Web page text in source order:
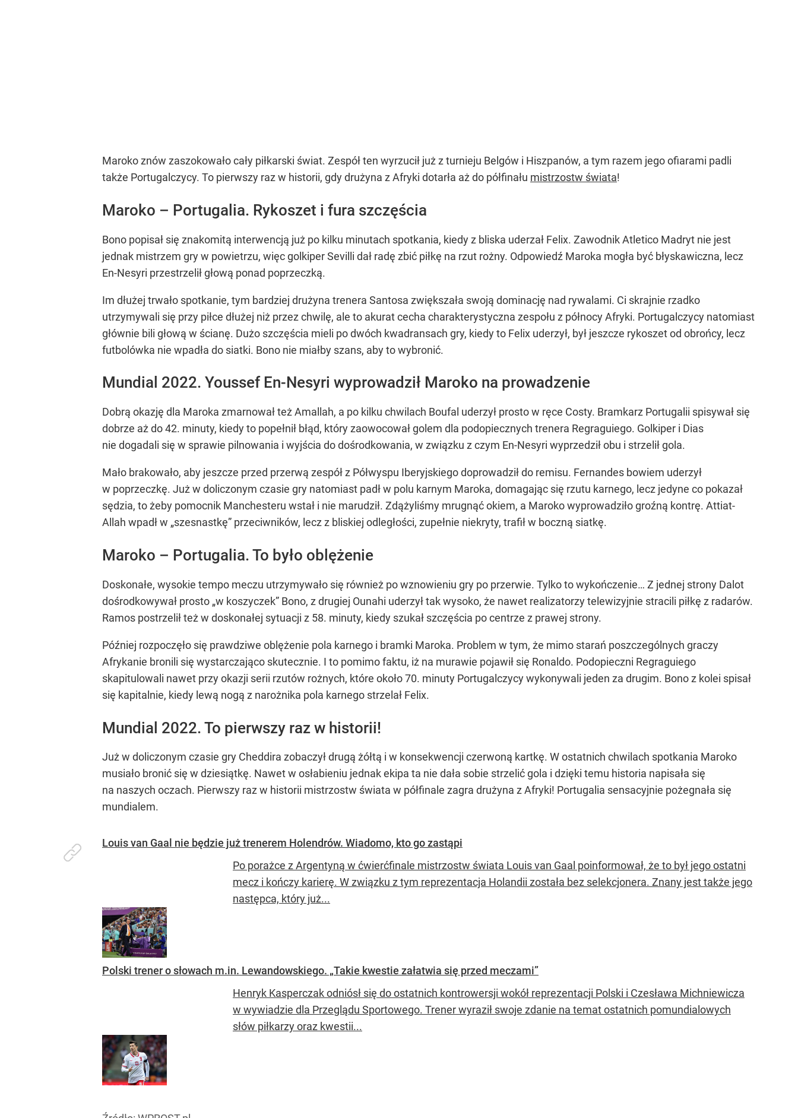
Maroko znów zaszokowało cały piłkarski świat. Zespół ten wyrzucił już z turnieju Belgów i Hiszpanów, a tym razem jego ofiarami padli
także Portugalczycy. To pierwszy raz w historii, gdy drużyna z Afryki dotarła aż do półfinału mistrzostw świata!
Maroko – Portugalia. Rykoszet i fura szczęścia
Bono popisał się znakomitą interwencją już po kilku minutach spotkania, kiedy z bliska uderzał Felix. Zawodnik Atletico Madryt nie jest
jednak mistrzem gry w powietrzu, więc golkiper Sevilli dał radę zbić piłkę na rzut rożny. Odpowiedź Maroka mogła być błyskawiczna, lecz
En-Nesyri przestrzelił głową ponad poprzeczką.
Im dłużej trwało spotkanie, tym bardziej drużyna trenera Santosa zwiększała swoją dominację nad rywalami. Ci skrajnie rzadko
utrzymywali się przy piłce dłużej niż przez chwilę, ale to akurat cecha charakterystyczna zespołu z północy Afryki. Portugalczycy natomiast
głównie bili głową w ścianę. Dużo szczęścia mieli po dwóch kwadransach gry, kiedy to Felix uderzył, był jeszcze rykoszet od obrońcy, lecz
futbolówka nie wpadła do siatki. Bono nie miałby szans, aby to wybronić.
Mundial 2022. Youssef En-Nesyri wyprowadził Maroko na prowadzenie
Dobrą okazję dla Maroka zmarnował też Amallah, a po kilku chwilach Boufal uderzył prosto w ręce Costy. Bramkarz Portugalii spisywał się
dobrze aż do 42. minuty, kiedy to popełnił błąd, który zaowocował golem dla podopiecznych trenera Regraguiego. Golkiper i Dias
nie dogadali się w sprawie pilnowania i wyjścia do dośrodkowania, w związku z czym En-Nesyri wyprzedził obu i strzelił gola.
Mało brakowało, aby jeszcze przed przerwą zespół z Półwyspu Iberyjskiego doprowadził do remisu. Fernandes bowiem uderzył
w poprzeczkę. Już w doliczonym czasie gry natomiast padł w polu karnym Maroka, domagając się rzutu karnego, lecz jedyne co pokazał
sędzia, to żeby pomocnik Manchesteru wstał i nie marudził. Zdążyliśmy mrugnąć okiem, a Maroko wyprowadziło groźną kontrę. Attiat-
Allah wpadł w „szesnastkę” przeciwników, lecz z bliskiej odległości, zupełnie niekryty, trafił w boczną siatkę.
Maroko – Portugalia. To było oblężenie
Doskonałe, wysokie tempo meczu utrzymywało się również po wznowieniu gry po przerwie. Tylko to wykończenie… Z jednej strony Dalot
dośrodkowywał prosto „w koszyczek” Bono, z drugiej Ounahi uderzył tak wysoko, że nawet realizatorzy telewizyjnie stracili piłkę z radarów.
Ramos postrzelił też w doskonałej sytuacji z 58. minuty, kiedy szukał szczęścia po centrze z prawej strony.
Później rozpoczęło się prawdziwe oblężenie pola karnego i bramki Maroka. Problem w tym, że mimo starań poszczególnych graczy
Afrykanie bronili się wystarczająco skutecznie. I to pomimo faktu, iż na murawie pojawił się Ronaldo. Podopieczni Regraguiego
skapitulowali nawet przy okazji serii rzutów rożnych, które około 70. minuty Portugalczycy wykonywali jeden za drugim. Bono z kolei spisał
się kapitalnie, kiedy lewą nogą z narożnika pola karnego strzelał Felix.
Mundial 2022. To pierwszy raz w historii!
Już w doliczonym czasie gry Cheddira zobaczył drugą żółtą i w konsekwencji czerwoną kartkę. W ostatnich chwilach spotkania Maroko
musiało bronić się w dziesiątkę. Nawet w osłabieniu jednak ekipa ta nie dała sobie strzelić gola i dzięki temu historia napisała się
na naszych oczach. Pierwszy raz w historii mistrzostw świata w półfinale zagra drużyna z Afryki! Portugalia sensacyjnie pożegnała się
mundialem.
Louis van Gaal nie będzie już trenerem Holendrów. Wiadomo, kto go zastąpi
Po porażce z Argentyną w ćwierćfinale mistrzostw świata Louis van Gaal poinformował, że to był jego ostatni
mecz i kończy karierę. W związku z tym reprezentacja Holandii została bez selekcjonera. Znany jest także jego
następca, który już...
Polski trener o słowach m.in. Lewandowskiego. „Takie kwestie załatwia się przed meczami”
Henryk Kasperczak odniósł się do ostatnich kontrowersji wokół reprezentacji Polski i Czesława Michniewicza
w wywiadzie dla Przeglądu Sportowego. Trener wyraził swoje zdanie na temat ostatnich pomundialowych
słów piłkarzy oraz kwestii...